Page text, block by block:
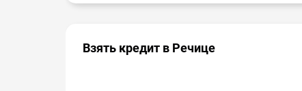
Взять кредит в Речице